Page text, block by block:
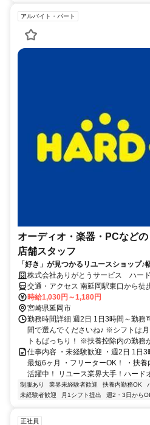
アルバイト・パート
オーディオ・楽器・PCなど
店舗スタッフ
「好き」が見つかるリユースショップ♪
株式会社ありがとうサービス ハー
交通・アクセス 南延岡駅東口から徒
沿い、ネクステージ延岡店様隣
時給1,030円～1,180円
宮崎県延岡市
勤務時間詳細 週2日 1日3時間～勤務
間で選んでくださいね♪ ※シフトは
トもばっちり！ ※扶養控除内の勤務
仕事内容 ・未経験歓迎 ・週2日 1日3
最短6ヶ月 ・フリーターOK！ ・扶
活躍中！ リユース業界大手！ハード
制服あり 業界未経験者歓迎 扶養内勤務OK
未経験者歓迎
月1シフト提出 週2・3日から
正社員